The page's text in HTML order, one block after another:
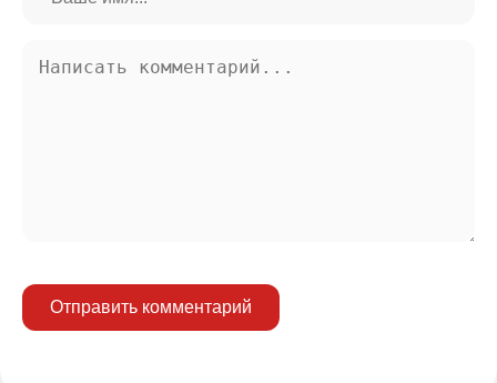
Отправить комментарий